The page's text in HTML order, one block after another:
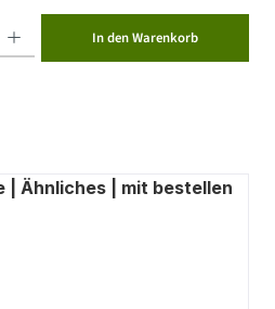
In den Warenkorb
| Ähnliches | mit bestellen